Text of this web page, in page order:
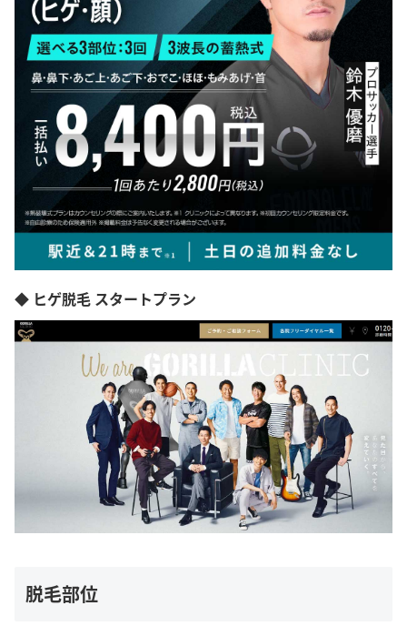
◆ ヒゲ脱毛 スタートプラン
脱毛部位